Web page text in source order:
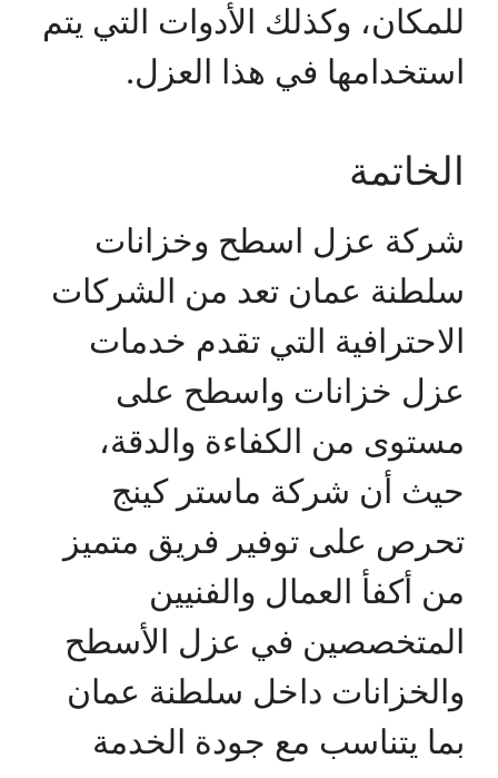
للمكان، وكذلك الأدوات التي يتم
استخدامها في هذا العزل.
الخاتمة
شركة عزل اسطح وخزانات
سلطنة عمان تعد من الشركات
الاحترافية التي تقدم خدمات
عزل خزانات واسطح على
مستوى من الكفاءة والدقة،
حيث أن شركة ماستر كينج
تحرص على توفير فريق متميز
من أكفأ العمال والفنيين
المتخصصين في عزل الأسطح
والخزانات داخل سلطنة عمان
بما يتناسب مع جودة الخدمة